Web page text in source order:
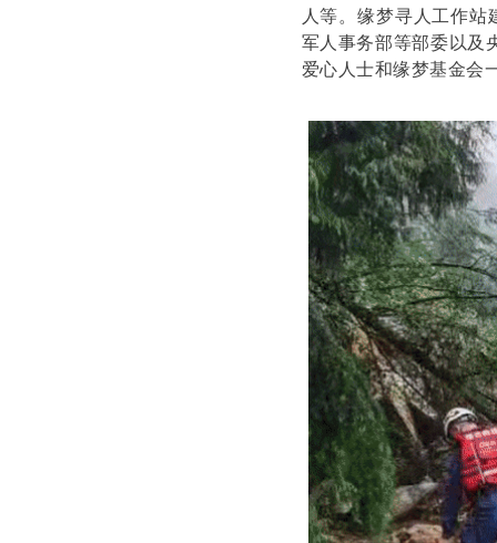
人等。缘梦寻人工作
军人事务部等部委以及
爱心人士和缘梦基金会